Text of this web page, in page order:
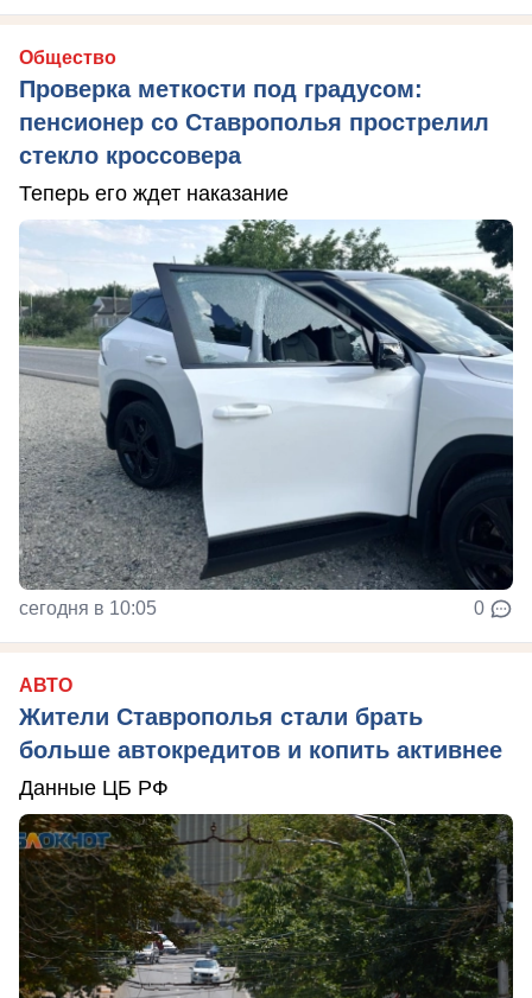
Общество
Проверка меткости под градусом:
пенсионер со Ставрополья прострелил
стекло кроссовера
Теперь его ждет наказание
сегодня в 10:05 0
АВТО
Жители Ставрополья стали брать
больше автокредитов и копить активнее
Данные ЦБ РФ